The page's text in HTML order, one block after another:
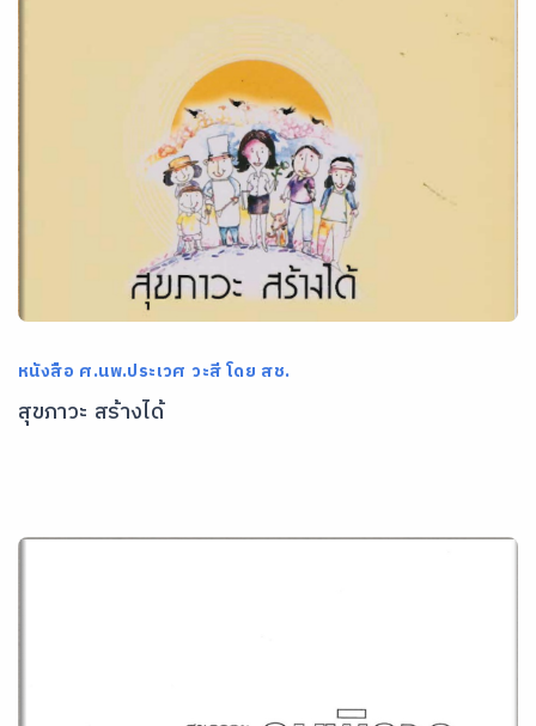
หนังสือ ศ.นพ.ประเวศ วะสี โดย สช.
สุขภาวะ สร้างได้